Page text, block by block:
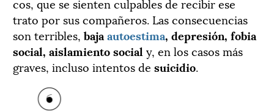
trato por sus compañeros. Las consecuencias
son terribles, baja autoestima, depresión, fobia
social, aislamiento social y, en los casos más
graves, incluso intentos de suicidio.